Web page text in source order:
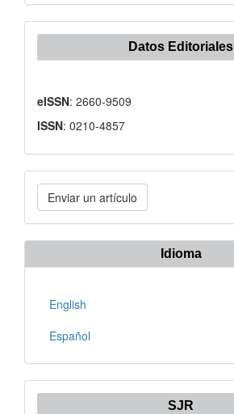
Datos Editoriales
eISSN: 2660-9509
ISSN: 0210-4857
Enviar
un
artículo
Enviar un artículo
Idioma
English
Español
SJR